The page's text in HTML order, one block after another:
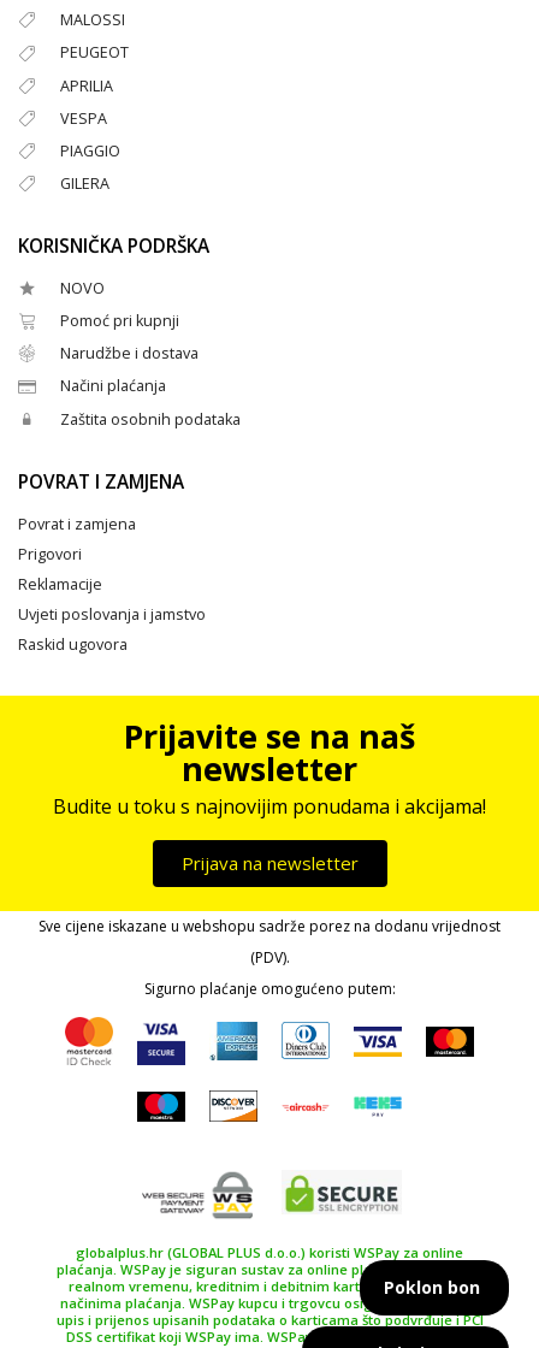
MALOSSI
PEUGEOT
APRILIA
VESPA
PIAGGIO
GILERA
KORISNIČKA PODRŠKA
NOVO
Pomoć pri kupnji
Narudžbe i dostava
Načini plaćanja
Zaštita osobnih podataka
POVRAT I ZAMJENA
Povrat i zamjena
Prigovori
Reklamacije
Uvjeti poslovanja i jamstvo
Raskid ugovora
Prijavite se na naš
newsletter
Budite u toku s najnovijim ponudama i akcijama!
Prijava na newsletter
Sve cijene iskazane u webshopu sadrže porez na dodanu vrijednost
(PDV).
Sigurno plaćanje omogućeno putem:
globalplus.hr (GLOBAL PLUS d.o.o.) koristi WSPay za online
plaćanja. WSPay je siguran sustav za online plaćanje, plaćanje u
realnom vremenu, kreditnim i debitnim karticama te drugim
načinima plaćanja. WSPay kupcu i trgovcu osiguravaju siguran
upis i prijenos upisanih podataka o karticama što podvrđuje i PCI
DSS certifikat koji WSPay ima. WSPay koristi SSL certifikat 256
Poklon bon